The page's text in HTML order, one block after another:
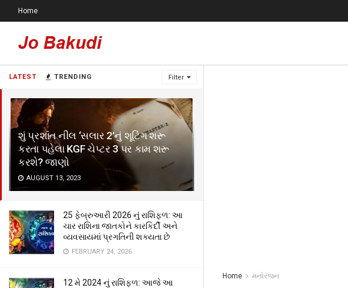
LATEST TRENDING Filter
શું પ્રશાંત નીલ ‘સલાર 2’નું શૂટિંગ શરૂ
કરતા પહેલા KGF ચેપ્ટર 3 પર કામ શરૂ
કરશે? જાણો
AUGUST 13, 2023
25 ફેબ્રુઆરી 2026 નું રાશિફળ: આ
ચાર રાશિના જાતકોને કારકિર્દી અને
વ્યવસાયમાં પ્રગતિની શક્યતા છે
FEBRUARY 24, 2026
12 મે 2024 નું રાશિફળ: આજે આ
Home
Home મનોરંજન